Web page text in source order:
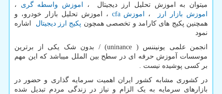
میتوان به اموزش تحلیل ارز دیجیتال ،
اموزش واسطه گری ،
اموزش بازار ارز
، اموزش cfa
، اموزش تحلیل بازار خودرو، و
همچنین پکیج های کارامد و تخصصی همچون پکیج ارز دیجیتال اشاره
نمود
انجمن علمی یونیننس ( (uninance/ بدون شک یکی از برترین
موسسات آموزش حرفه ای در سطح بین الملل میباشد که این مهم
بر کسی پوشیده نیست .
در کشوری مشابه کشور ایران اهمیت سرمایه گذاری و حضور در
بازارهای سرمایه به یک الزام و نیاز در زندگی مردم تبدیل شده